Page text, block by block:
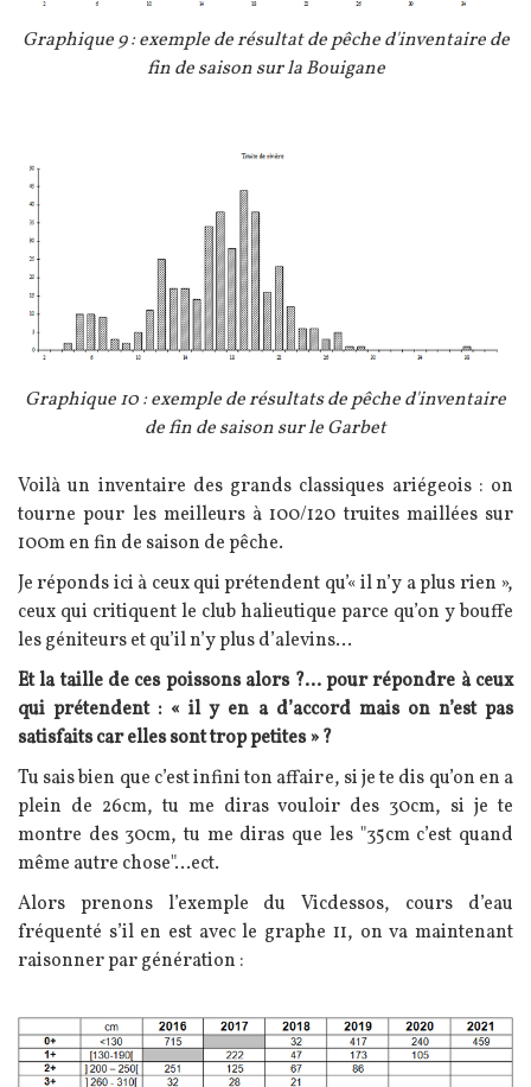
Légende
Graphique 9 : exemple de résultat de pêche d'inventaire de
fin de saison sur la Bouigane
Légende
Graphique 10 : exemple de résultats de pêche d'inventaire
de fin de saison sur le Garbet
Texte
Voilà un inventaire des grands classiques ariégeois : on
tourne pour les meilleurs à 100/120 truites maillées sur
100m en fin de saison de pêche.
Je réponds ici à ceux qui prétendent qu’« il n’y a plus rien »,
ceux qui critiquent le club halieutique parce qu’on y bouffe
les géniteurs et qu’il n’y plus d’alevins…
Et la taille de ces poissons alors ?… pour répondre à ceux
qui prétendent : « il y en a d’accord mais on n’est pas
satisfaits car elles sont trop petites » ?
Tu sais bien que c’est infini ton affaire, si je te dis qu’on en a
plein de 26cm, tu me diras vouloir des 30cm, si je te
montre des 30cm, tu me diras que les "35cm c’est quand
même autre chose"…ect.
Alors prenons l’exemple du Vicdessos, cours d’eau
fréquenté s’il en est avec le graphe 11, on va maintenant
raisonner par génération :
Image